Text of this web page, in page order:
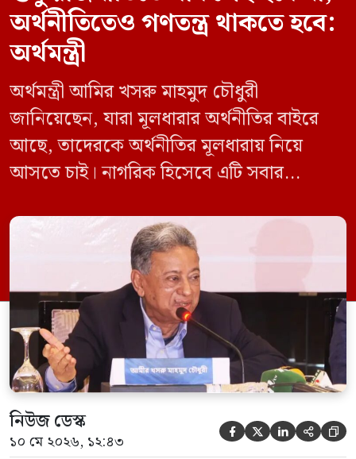
অর্থনীতিতেও গণতন্ত্র থাকতে হবে:
অর্থমন্ত্রী
অর্থমন্ত্রী আমির খসরু মাহমুদ চৌধুরী
জানিয়েছেন, যারা মূলধারার অর্থনীতির বাইরে
আছে, তাদেরকে অর্থনীতির মূলধারায় নিয়ে
আসতে চাই। নাগরিক হিসেবে এটি সবার
না, অর্থনীতিতেও গণতন্ত্র থাকতে হবে। সে জন্য
সরকার অর্থনীতির গণতন্ত্রীকরণের ওপর গুরুত্ব
দিচ্ছে। রোববার (১০ মে) রাজধানীর
আগারগাঁওয়ে অনানুষ্ঠানিক খাতের উন্নয়নে
পিকেএসএফ ও বিশ্বব্যাংকের যৌথ প্রকল্প
‘রেইজ’-এর ২য় […]
নিউজ ডেস্ক
১০ মে ২০২৬, ১২:৪৩     